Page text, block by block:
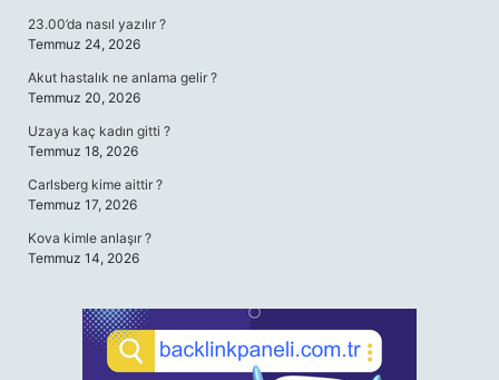
23.00’da nasıl yazılır ?
Temmuz 24, 2026
Akut hastalık ne anlama gelir ?
Temmuz 20, 2026
Uzaya kaç kadın gitti ?
Temmuz 18, 2026
Carlsberg kime aittir ?
Temmuz 17, 2026
Kova kimle anlaşır ?
Temmuz 14, 2026